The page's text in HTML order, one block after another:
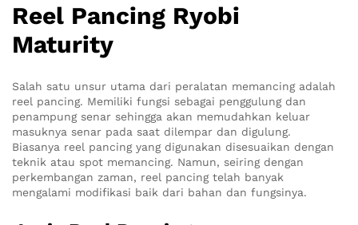
Reel Pancing Ryobi
Maturity
Salah satu unsur utama dari peralatan memancing adalah
reel pancing. Memiliki fungsi sebagai penggulung dan
penampung senar sehingga akan memudahkan keluar
masuknya senar pada saat dilempar dan digulung.
Biasanya reel pancing yang digunakan disesuaikan dengan
teknik atau spot memancing. Namun, seiring dengan
perkembangan zaman, reel pancing telah banyak
mengalami modifikasi baik dari bahan dan fungsinya.